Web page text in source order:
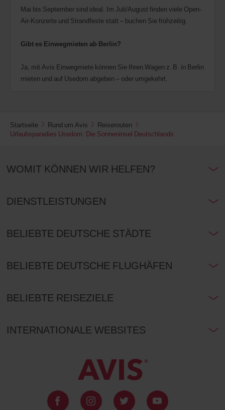
Mai bis September sind ideal. Im Juli/August finden viele Open-
Air-Konzerte und Strandfeste statt – buchen Sie frühzeitig.
Gibt es Einwegmieten ab Berlin?
Ja, mit Avis Einwegmiete können Sie Ihren Wagen z. B. in Berlin
mieten und auf Usedom abgeben – oder umgekehrt.
Startseite Rund um Avis
Reiserouten
Urlaubsparadies Usedom: Die Sonneninsel Deutschlands
WOMIT KÖNNEN WIR HELFEN?
DIENSTLEISTUNGEN
BELIEBTE DEUTSCHE STÄDTE
BELIEBTE DEUTSCHE FLUGHÄFEN
BELIEBTE REISEZIELE
INTERNATIONALE WEBSITES